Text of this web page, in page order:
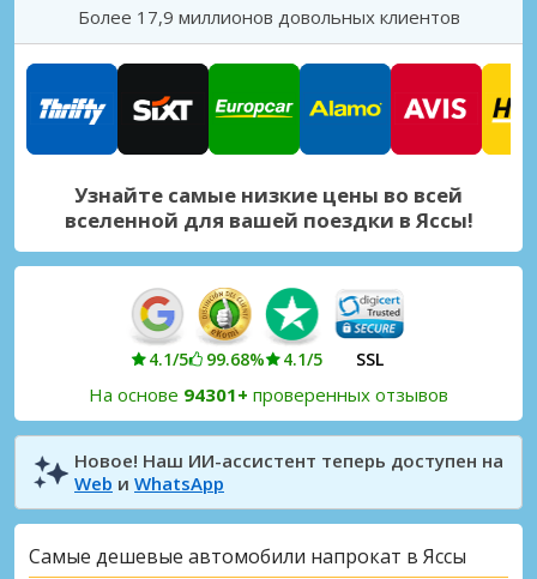
Более 17,9 миллионов довольных клиентов
Узнайте самые низкие цены во всей
вселенной для вашей поездки в Яссы!
4.1/5 99.68% 4.1/5 SSL
На основе 94301+ проверенных отзывов
Новое! Наш ИИ-ассистент теперь доступен на
Web и WhatsApp
Самые дешевые автомобили напрокат в Яссы